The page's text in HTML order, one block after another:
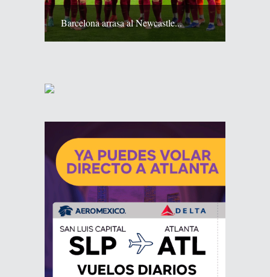
Barcelona arrasa al Newcastle...